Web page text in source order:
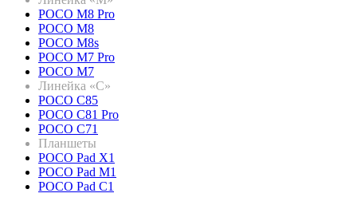
POCO M8 Pro
POCO M8
POCO M8s
POCO M7 Pro
POCO M7
Линейка «C»
POCO C85
POCO C81 Pro
POCO C71
Планшеты
POCO Pad X1
POCO Pad M1
POCO Pad C1